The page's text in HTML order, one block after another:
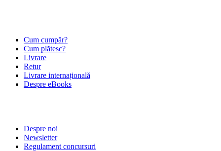
Cum cumpăr?
Cum plătesc?
Livrare
Retur
Livrare internațională
Despre eBooks
Despre noi
Newsletter
Regulament concursuri